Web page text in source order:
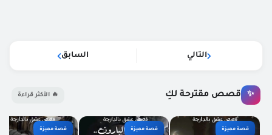
التالي السابق
✨ قصص مقترحة لكِ 🔥 الأكثر قراءة
قصة مميزة قصة مميزة قصة مميزة